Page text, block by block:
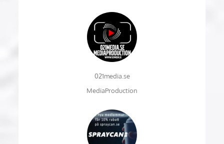
021media.se
MediaProduction